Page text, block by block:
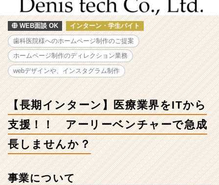
を
IT
か
ら
支
援！！
ア
ー
ベ
ン
ャ
ー
WEB面談 OK インターン・学生バイト
歯科医院様へのホームページ制作のご提案
ホームページ制作のディレクション業務
webデザインや、インスタグラム制作
【長期インターン】医療業界をITから
支援！！ アーリーベンチャーで急成
長しませんか？
事業について